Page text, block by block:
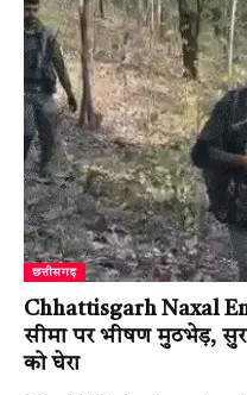
छत्तीसगढ़
Chhattisgarh Naxal
सीमा पर भीषण मुठभेड़,
को घेरा